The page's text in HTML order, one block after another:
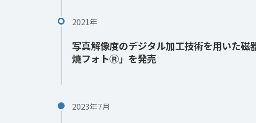
2021年
写真解像度のデジタル加工技術を用いた磁
焼フォトⓇ」を発売
2023年7月